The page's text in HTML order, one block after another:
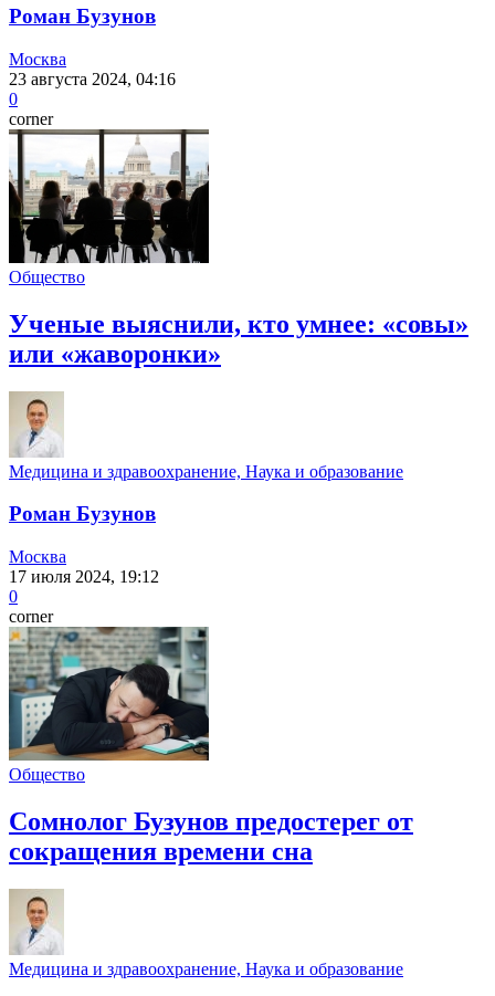
Роман Бузунов
Москва
23 августа 2024, 04:16
0
corner
Общество
Ученые выяснили, кто умнее: «совы»
или «жаворонки»
Медицина и здравоохранение, Наука и образование
Роман Бузунов
Москва
17 июля 2024, 19:12
0
corner
Общество
Сомнолог Бузунов предостерег от
сокращения времени сна
Медицина и здравоохранение, Наука и образование